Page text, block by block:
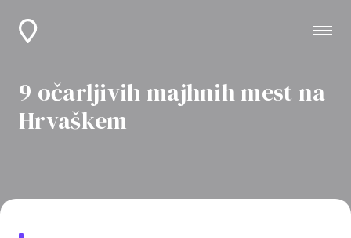
9 očarljivih majhnih mest na
Hrvaškem